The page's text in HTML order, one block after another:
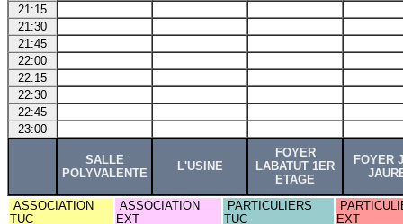
21:15
21:30
21:45
22:00
22:15
22:30
22:45
23:00
SALLE
POLYVALENTE
L'USINE
FOYER
LABATUT 1ER
ETAGE
FOYER
ASSOCIATION
TUC
ASSOCIATION
EXT
PARTICULIERS
TUC
EXT